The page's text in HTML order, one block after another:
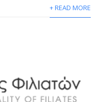
+ READ MORE